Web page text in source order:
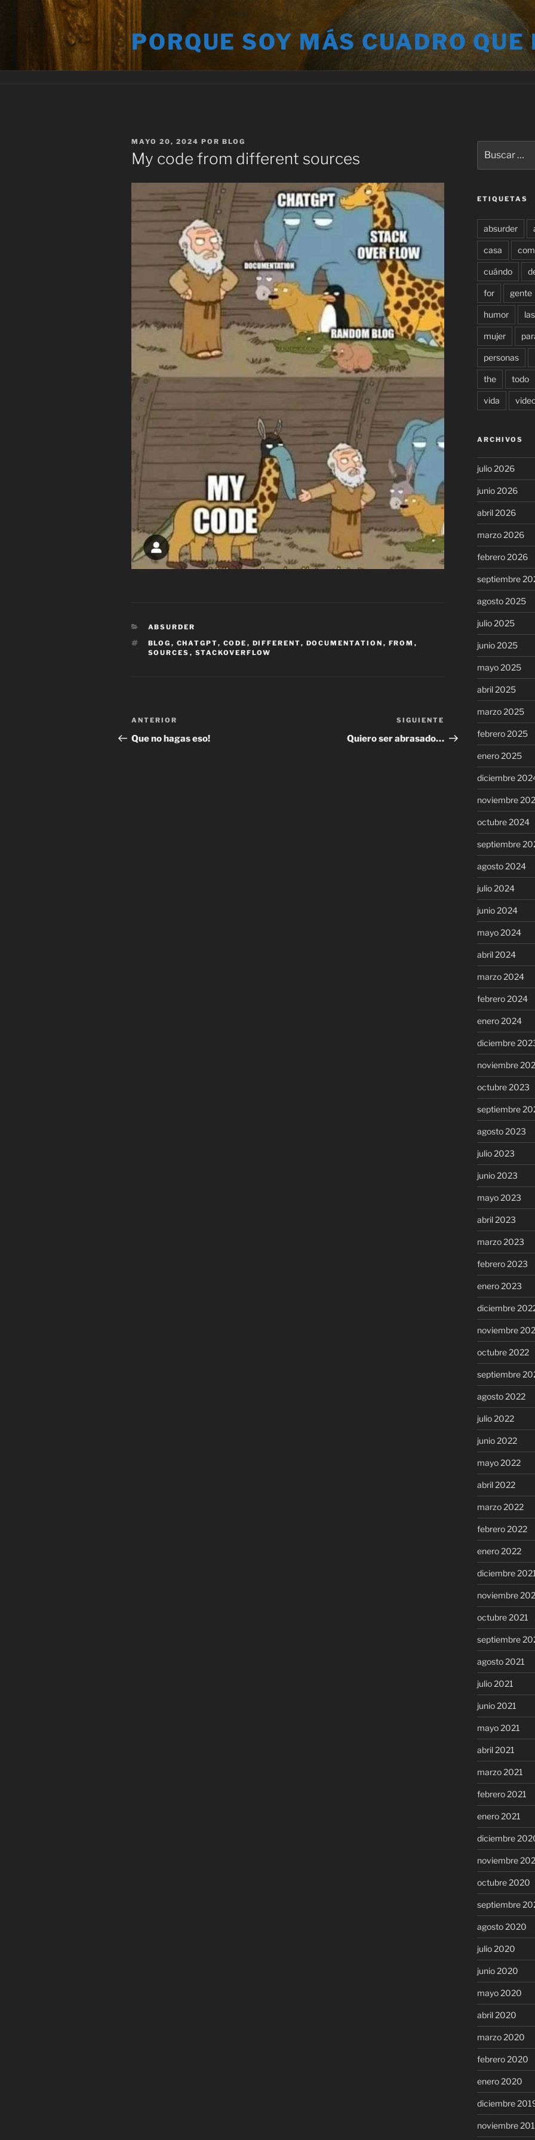
PORQUE SOY MÁS CUADRO QUE
PUBLICADO
EL
MAYO 20, 2024 POR BLOG
My code from different sources
CATEGORÍAS
ABSURDER
ETIQUETAS
BLOG , CHATGPT, CODE , DIFFERENT, DOCUMENTATION , FROM ,
SOURCES , STACKOVERFLOW
Navegación
de
Entrada
anterior:
ANTERIOR
Que no hagas eso!
Siguiente
entrada
SIGUIENTE
Quiero ser abrasado…
por:
ETIQUETAS
absurder
casa
cuándo
for gente
humor las
mujer
personas
the todo
vida
ARCHIVOS
julio 2026
junio 2026
abril 2026
marzo 2026
febrero 2026
septiembre
agosto 2025
julio 2025
junio 2025
mayo 2025
abril 2025
marzo 2025
febrero 2025
enero 2025
diciembre
noviembre
octubre 2024
septiembre
agosto 2024
julio 2024
junio 2024
mayo 2024
abril 2024
marzo 2024
febrero 2024
enero 2024
diciembre
noviembre
octubre 2023
septiembre
agosto 2023
julio 2023
junio 2023
mayo 2023
abril 2023
marzo 2023
febrero 2023
enero 2023
diciembre
noviembre
octubre 2022
septiembre
agosto 2022
julio 2022
junio 2022
mayo 2022
abril 2022
marzo 2022
febrero 2022
enero 2022
diciembre 2021
noviembre
octubre 2021
septiembre
agosto 2021
julio 2021
junio 2021
mayo 2021
abril 2021
marzo 2021
febrero 2021
enero 2021
diciembre
noviembre
octubre 2020
septiembre
agosto 2020
julio 2020
junio 2020
mayo 2020
abril 2020
marzo 2020
febrero 2020
enero 2020
diciembre
noviembre